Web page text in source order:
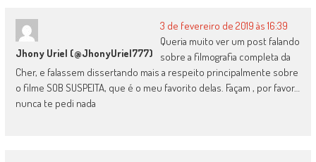
Jhony Uriel (@JhonyUriel777)
3 de fevereiro de 2019 às 16:39
Queria muito ver um post falando
sobre a filmografia completa da
Cher, e falassem dissertando mais a respeito principalmente sobre
o filme SOB SUSPEITA, que é o meu favorito delas. Façam , por favor…
nunca te pedi nada